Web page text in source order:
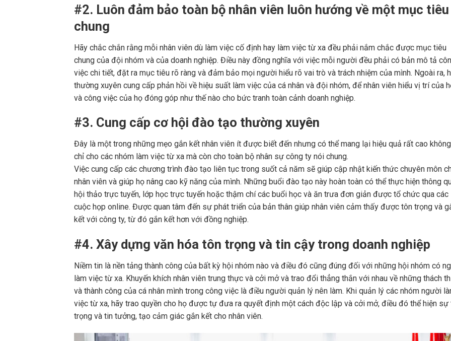
#2. Luôn đảm bảo toàn bộ nhân viên luôn hướng về một mục tiêu
chung
Hãy chắc chắn rằng mỗi nhân viên dù làm việc cố định hay làm việc từ xa đều phải nắm chắc được mục tiêu
chung của đội nhóm và của doanh nghiệp. Điều này đồng nghĩa với việc mỗi người đều phải có bản mô tả
việc chi tiết, đặt ra mục tiêu rõ ràng và đảm bảo mọi người hiểu rõ vai trò và trách nhiệm của mình. Ngoài ra,
thường xuyên cung cấp phản hồi về hiệu suất làm việc của cá nhân và đội nhóm, để nhân viên hiểu vị trí của
và công việc của họ đóng góp như thế nào cho bức tranh toàn cảnh doanh nghiệp.
#3. Cung cấp cơ hội đào tạo thường xuyên
Đây là một trong những mẹo gắn kết nhân viên ít được biết đến nhưng có thể mang lại hiệu quả rất cao không
chỉ cho các nhóm làm việc từ xa mà còn cho toàn bộ nhân sự công ty nói chung.
Việc cung cấp các chương trình đào tạo liên tục trong suốt cả năm sẽ giúp cập nhật kiến ​​thức chuyên môn
nhân viên và giúp họ nâng cao kỹ năng của mình. Những buổi đào tạo này hoàn toàn có thể thực hiện thông
hội thảo trực tuyến, lớp học trực tuyến hoặc thậm chí các buổi học và ăn trưa đơn giản được tổ chức qua các
cuộc họp online. Được quan tâm đến sự phát triển của bản thân giúp nhân viên cảm thấy được tôn trọng và
kết với công ty, từ đó gắn kết hơn với đồng nghiệp.
#4. Xây dựng văn hóa tôn trọng và tin cậy trong doanh nghiệp
Niềm tin là nền tảng thành công của bất kỳ hội nhóm nào và điều đó cũng đúng đối với những hội nhóm có
làm việc từ xa. Khuyến khích nhân viên trung thực và cởi mở và trao đổi thẳng thắn với nhau về những thách
và thành công của cá nhân mình trong công việc là điều người quản lý nên làm. Khi quản lý các nhóm người
việc từ xa, hãy trao quyền cho họ được tự đưa ra quyết định một cách độc lập và cởi mở, điều đó thể hiện sự
trọng và tin tưởng, tạo cảm giác gắn kết cho nhân viên.